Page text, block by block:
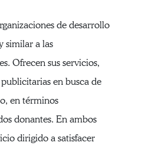
de desarrollo
similar a las
Ofrecen sus servicios,
en busca de
en términos
donantes. En ambos
dirigido a satisfacer